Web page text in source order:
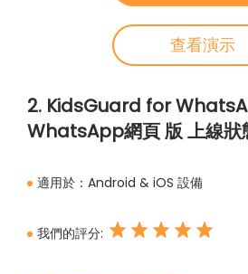
查看演示
2. KidsGuard for
WhatsApp網頁 版 上線狀
適用於： Android & iOS 設備
我們的評分: